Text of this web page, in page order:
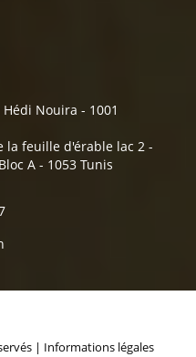
Hédi Nouira - 1001
la feuille d'érable lac 2 -
A - 1053 Tunis
| Informations légales